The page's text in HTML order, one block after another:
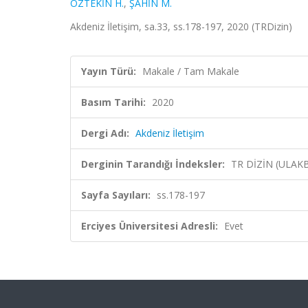
ÖZTEKİN H., ŞAHİN M.
Akdeniz İletişim, sa.33, ss.178-197, 2020 (TRDizin)
Yayın Türü: Makale / Tam Makale
Basım Tarihi: 2020
Dergi Adı: Akdeniz İletişim
Derginin Tarandığı İndeksler: TR DİZİN
Sayfa Sayıları: ss.178-197
Erciyes Üniversitesi Adresli: Evet